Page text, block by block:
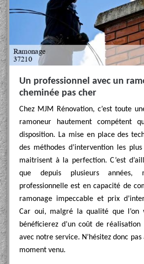
Un professionnel avec un
cheminée pas cher
Chez MJM Rénovation, c’est toute
ramoneur hautement compétent
disposition. La mise en place des
des méthodes d’intervention les
maitrisent à la perfection. C’est
que depuis plusieurs années,
professionnelle est en capacité de
ramonage impeccable et prix
Car oui, malgré la qualité que l’on
bénéficierez d’un coût de réalisation
avec notre service. N’hésitez donc
moment venu.